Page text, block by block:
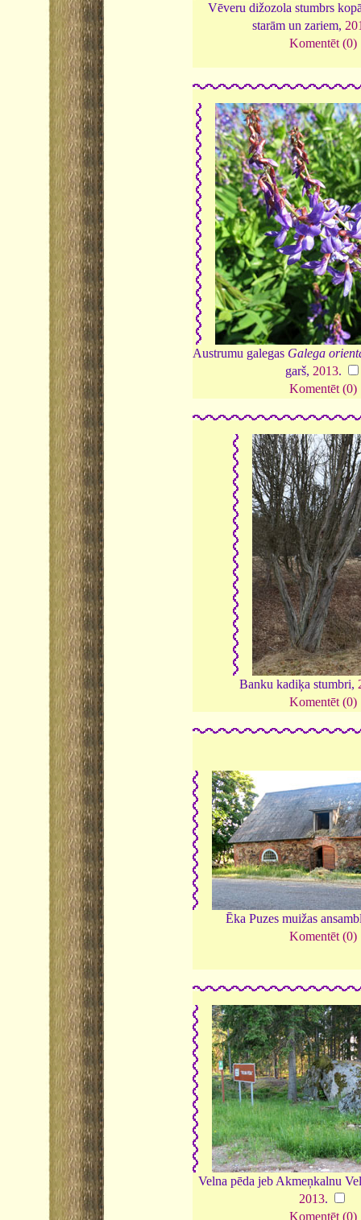
Vēveru dižozola stumbrs
starām un zariem,
Komentēt (0)
Austrumu galegas Galega
garš, 2013.
Komentēt (0)
Banku kadiķa stumbri,
Komentēt (0)
Ēka Puzes muižas
Komentēt (0)
Velna pēda jeb Akmeņkalnu
2013.
Komentēt (0)